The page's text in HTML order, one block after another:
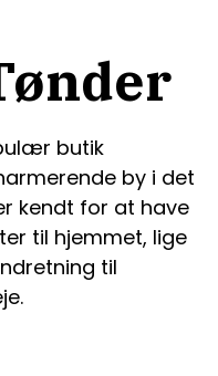
butik
by i det
kendt for at have
til hjemmet, lige
til